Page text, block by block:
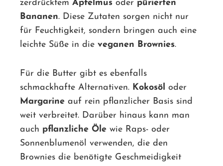
zerdrücktem Apfelmus oder pürierten
Bananen. Diese Zutaten sorgen nicht nur
für Feuchtigkeit, sondern bringen auch eine
leichte Süße in die veganen Brownies.
Für die Butter gibt es ebenfalls
schmackhafte Alternativen. Kokosöl oder
Margarine auf rein pflanzlicher Basis sind
weit verbreitet. Darüber hinaus kann man
auch pflanzliche Öle wie Raps- oder
Sonnenblumenöl verwenden, die den
Brownies die benötigte Geschmeidigkeit